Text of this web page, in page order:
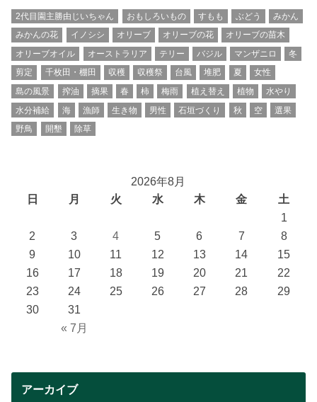
2代目園主勝由じいちゃん おもしろいもの すもも ぶどう
みかん
みかんの花
イノシシ オリーブ オリーブの花
オリーブの苗木
オリーブオイル
オーストラリア テリー バジル マンザニロ
冬
剪定
千枚田・棚田 収穫 収穫祭 台風 堆肥 夏
女性
島の風景
搾油 摘果 春 柿 梅雨 植え替え 植物
水やり
水分補給
海 漁師 生き物 男性 石垣づくり 秋 空
選果
野鳥
開墾 除草
2026年8月
日
月 火 水 木 金 土
« 7月
1
2
3 4 5 6 7
8
9
10 11 12 13 14
15
16
17 18 19 20 21
22
23
24 25 26 27 28
29
30
31
アーカイブ